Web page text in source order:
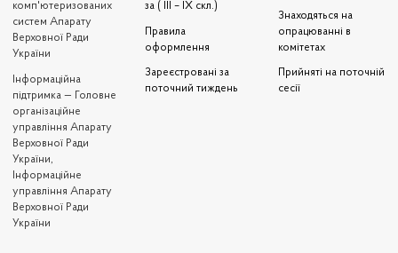
комп'ютеризованих
систем Апарату
Верховної Ради
України
Iнформаційна
підтримка — Головне
організаційне
управління Апарату
Верховної Ради
України,
Інформаційне
управління Апарату
Верховної Ради
України
за ( III – IX скл.)
Правила
оформлення
Зареєстровані за
поточний тиждень
Знаходяться на
опрацюванні в
комітетах
Прийняті на поточній
сесії